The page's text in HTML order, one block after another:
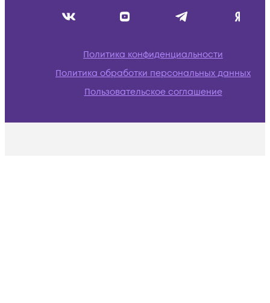
Политика конфиденциальности
Политика обработки персональных данных
Пользовательское соглашение